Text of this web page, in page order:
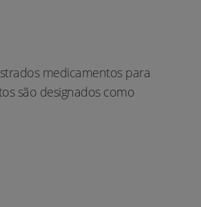
medicamentos para
são designados como